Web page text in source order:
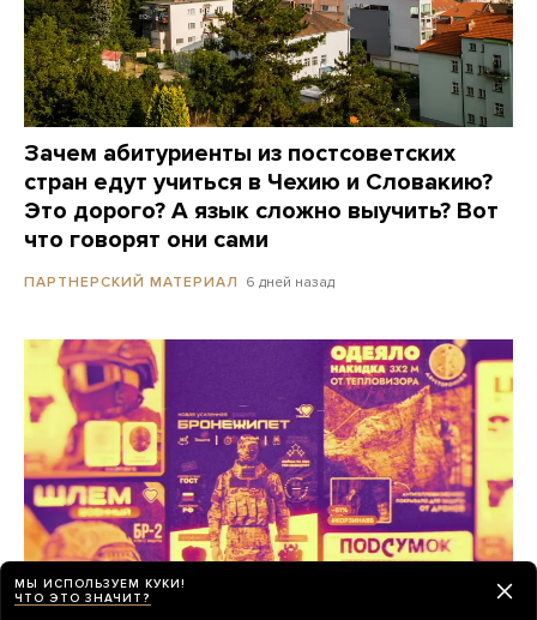
Зачем абитуриенты из постсоветских
стран едут учиться в Чехию и Словакию?
Это дорого? А язык сложно выучить? Вот
что говорят они сами
ПАРТНЕРСКИЙ МАТЕРИАЛ 6 дней назад
МЫ ИСПОЛЬЗУЕМ КУКИ!
ЧТО ЭТО ЗНАЧИТ?